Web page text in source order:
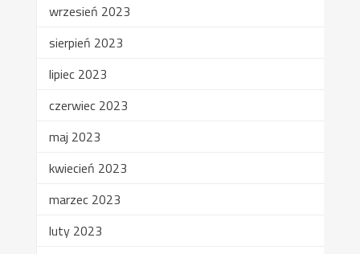
wrzesień 2023
sierpień 2023
lipiec 2023
czerwiec 2023
maj 2023
kwiecień 2023
marzec 2023
luty 2023